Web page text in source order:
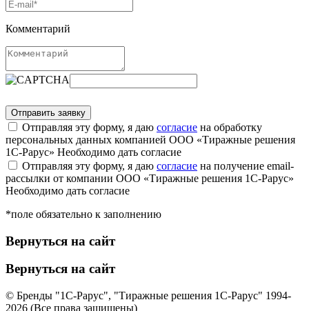
Комментарий
Отправляя эту форму, я даю согласие на обработку
персональных данных компанией ООО «Тиражные решения
1С-Рарус» Необходимо дать согласие
Отправляя эту форму, я даю согласие на получение email-
рассылки от компании ООО «Тиражные решения 1С-Рарус»
Необходимо дать согласие
*поле обязательно к заполнению
Вернуться на сайт
Вернуться на сайт
© Бренды "1С-Рарус", "Тиражные решения 1С-Рарус" 1994-
2026 (Все права защищены)